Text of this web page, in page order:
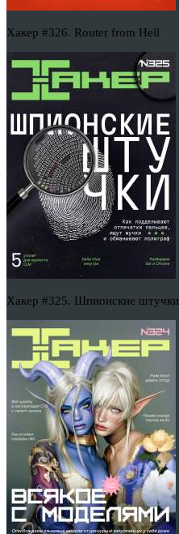
Хакер #326. Router from Hell
Хакер #325. Шпионские штучки